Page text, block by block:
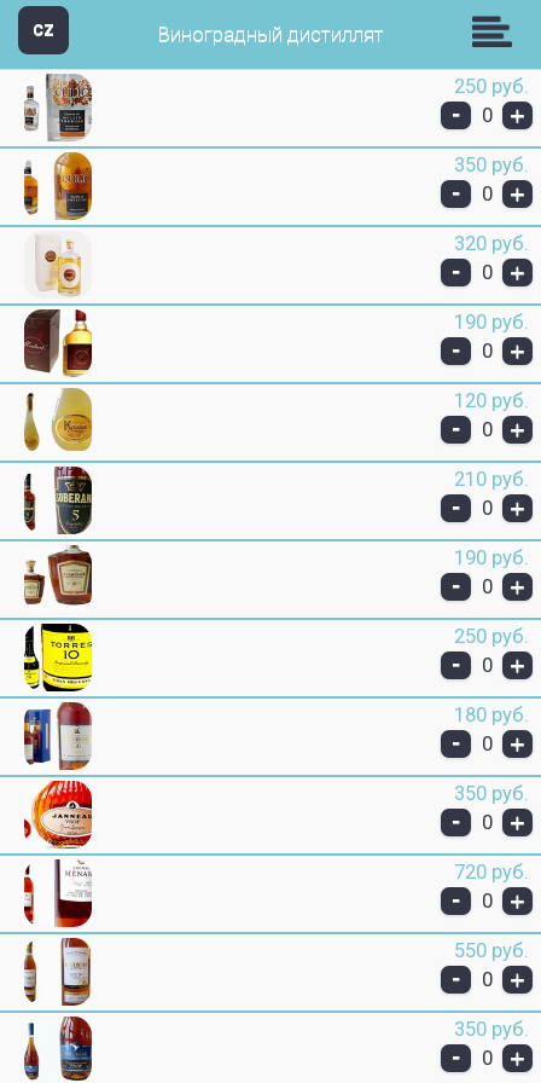
CZ Звезда Групп
Виноградный дистиллят
250 руб.
- 0 +
350 руб.
- 0 +
320 руб.
- 0 +
190 руб.
- 0 +
120 руб.
- 0 +
210 руб.
- 0 +
190 руб.
- 0 +
250 руб.
- 0 +
180 руб.
- 0 +
350 руб.
- 0 +
720 руб.
- 0 +
550 руб.
- 0 +
350 руб.
- 0 +